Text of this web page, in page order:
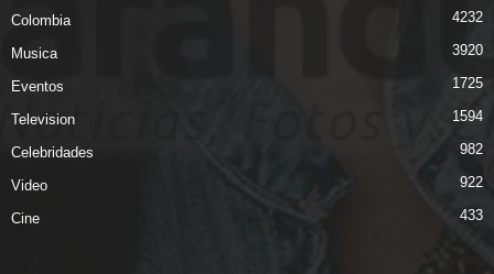
Colombia 4232
Musica 3920
Eventos 1725
Television 1594
Celebridades 982
Video 922
Cine 433